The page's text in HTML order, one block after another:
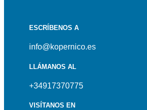
ESCRÍBENOS A
info@kopernico.es
LLÁMANOS AL
+34917370775
VISÍTANOS EN